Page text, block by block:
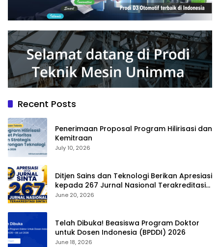
Recent Posts
Penerimaan Proposal Program Hilirisasi dan
Kemitraan
July 10, 2026
Ditjen Sains dan Teknologi Berikan Apresiasi
kepada 267 Jurnal Nasional Terakreditasi
SINTA 1
June 20, 2026
Telah Dibuka! Beasiswa Program Doktor
untuk Dosen Indonesia (BPDDI) 2026
June 18, 2026